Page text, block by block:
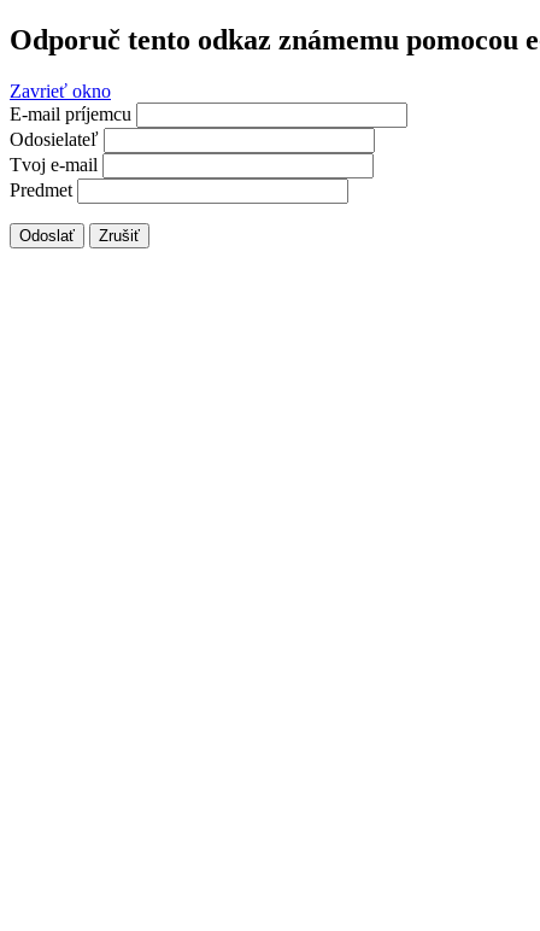
Odporuč tento odkaz známemu pomocou
Zavrieť okno
E-mail príjemcu
Odosielateľ
Tvoj e-mail
Predmet
Odoslať Zrušiť